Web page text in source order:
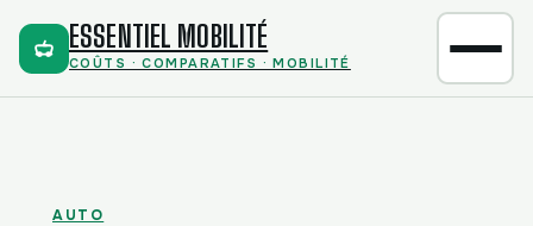
ESSENTIEL MOBILITÉ
COÛTS · COMPARATIFS · MOBILITÉ
AUTO